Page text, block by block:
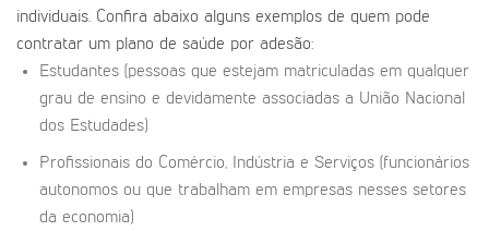
individuais. Confira abaixo alguns exemplos de quem pode
contratar um plano de saúde por adesão:
Estudantes (pessoas que estejam matriculadas em qualquer
grau de ensino e devidamente associadas a União Nacional
dos Estudades)
Profissionais do Comércio, Indústria e Serviços (funcionários
autonomos ou que trabalham em empresas nesses setores
da economia)